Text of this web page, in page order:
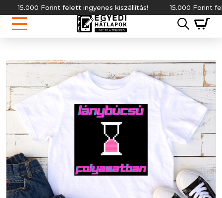
Forint felett ingyenes kiszállítás! 15.000 Forint felett